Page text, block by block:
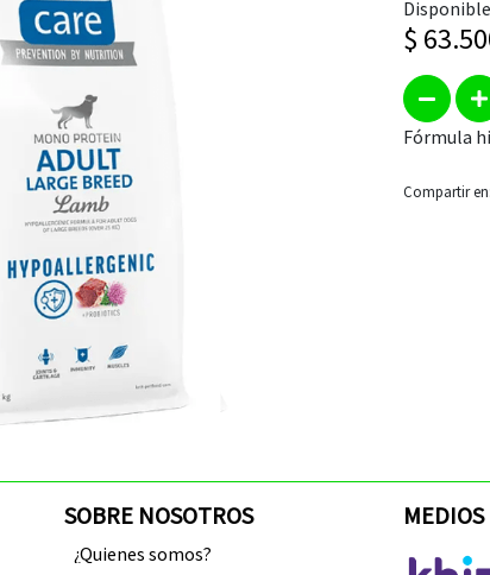
Disponible
$
Fórmula
Compartir en:
SOBRE NOSOTROS
¿Quienes somos?
MEDIOS